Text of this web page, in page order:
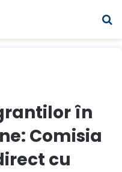
în
Comisia
cu